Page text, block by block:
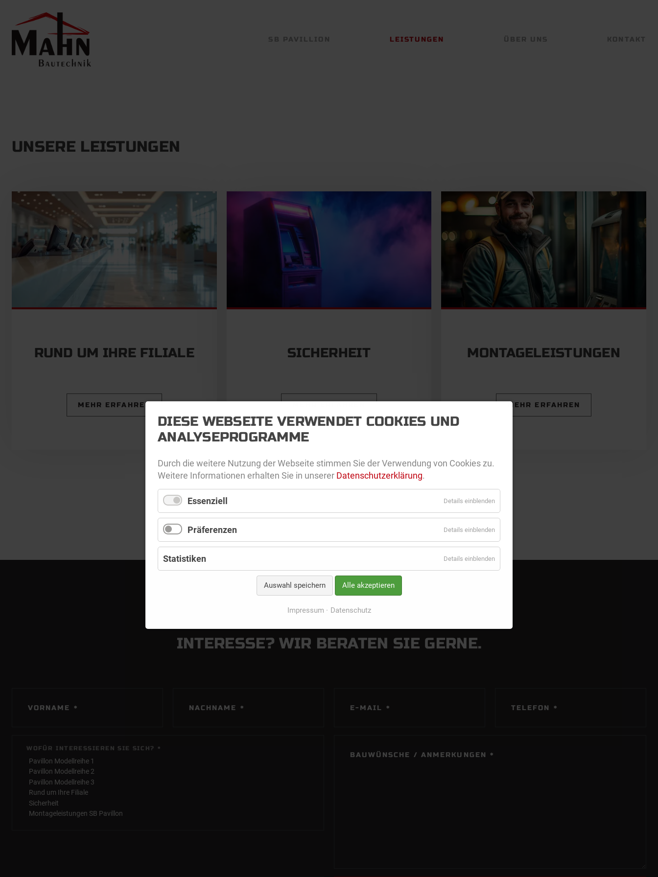
ÜBERSPRINGEN
SB PAVILLION LEISTUNGEN ÜBER UNS KONTAKT
UNSERE LEISTUNGEN
RUND UM IHRE FILIALE
MEHR ERFAHREN
SICHERHEIT MONTAGELEISTUNGEN
MEHR ERFAHREN
INTERESSE? WIR BERATEN SIE GERNE.
PFLICHTFELD
VORNAME * PFLICHTFELD
NACHNAME * PFLICHTFELD
E-MAIL * PFLICHTFELD
TELEFON *
PFLICHTFELD
WOFÜR INTERESSIEREN SIE SICH? *
PFLICHTFELD
BAUWÜNSCHE / ANMERKUNGEN *
DIESE WEBSEITE VERWENDET COOKIES UND
ANALYSEPROGRAMME
Durch die weitere Nutzung der Webseite stimmen Sie der Verwendung von Cookies zu.
Weitere Informationen erhalten Sie in unserer Datenschutzerklärung.
Essenziell Details einblenden
Präferenzen Details einblenden
Statistiken Details einblenden
Auswahl speichern Alle akzeptieren
Impressum Datenschutz